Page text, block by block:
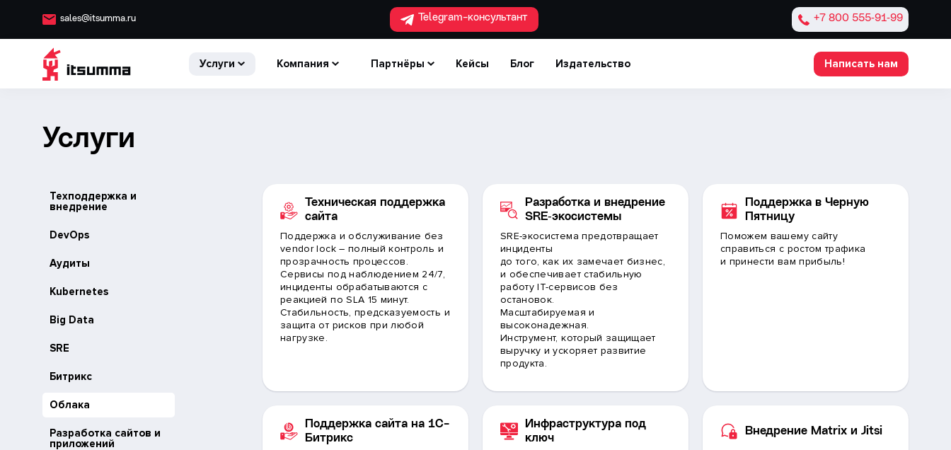
sales@itsumma.ru Telegram-консультант +7 800 555‑91‑99
Услуги Компания Партнёры Кейсы Блог Издательство Написать нам
Услуги
Техподдержка и
внедрение
DevOps
Аудиты
Kubernetes
Big Data
SRE
Битрикс
Облака
Разработка сайтов и
приложений
Техническая поддержка
сайта
Поддержка и обслуживание без
vendor lock – полный контроль и
прозрачность процессов.
Сервисы под наблюдением 24/7,
инциденты обрабатываются с
реакцией по SLA 15 минут.
Стабильность, предсказуемость и
защита от рисков при любой
нагрузке.
Разработка и внедрение
SRE‑экосистемы
SRE-экосистема предотвращает
инциденты
до того, как их замечает бизнес,
и обеспечивает стабильную
работу IT-сервисов без
остановок.
Масштабируемая и
высоконадежная.
Инструмент, который защищает
выручку и ускоряет развитие
продукта.
Поддержка в Черную
Пятницу
Поможем вашему сайту
справиться с ростом трафика
и принести вам прибыль!
Поддержка сайта на 1C-
Битрикс
Инфраструктура под
ключ
Внедрение Matrix и Jitsi